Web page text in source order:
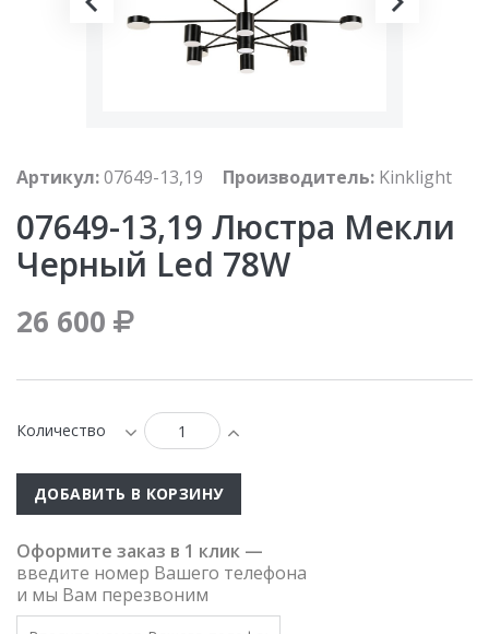
Артикул:07649-13,19 Производитель: Kinklight
07649-13,19 Люстра Мекли
Черный Led 78W
26 600
Количество
ДОБАВИТЬ В КОРЗИНУ
Оформите заказ в 1 клик —
введите номер Вашего телефона
и мы Вам перезвоним